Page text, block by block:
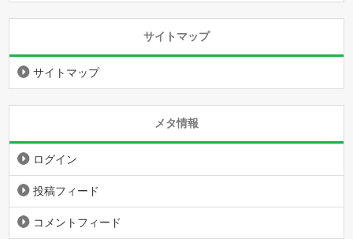
サイトマップ
サイトマップ
メタ情報
ログイン
投稿フィード
コメントフィード